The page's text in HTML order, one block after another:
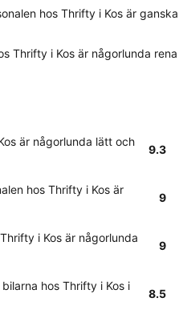
hos Thrifty i Kos är ganska
Thrifty i Kos är någorlunda rena
är någorlunda lätt och
9.3
hos Thrifty i Kos är
9
i Kos är någorlunda
9
hos Thrifty i Kos i
8.5